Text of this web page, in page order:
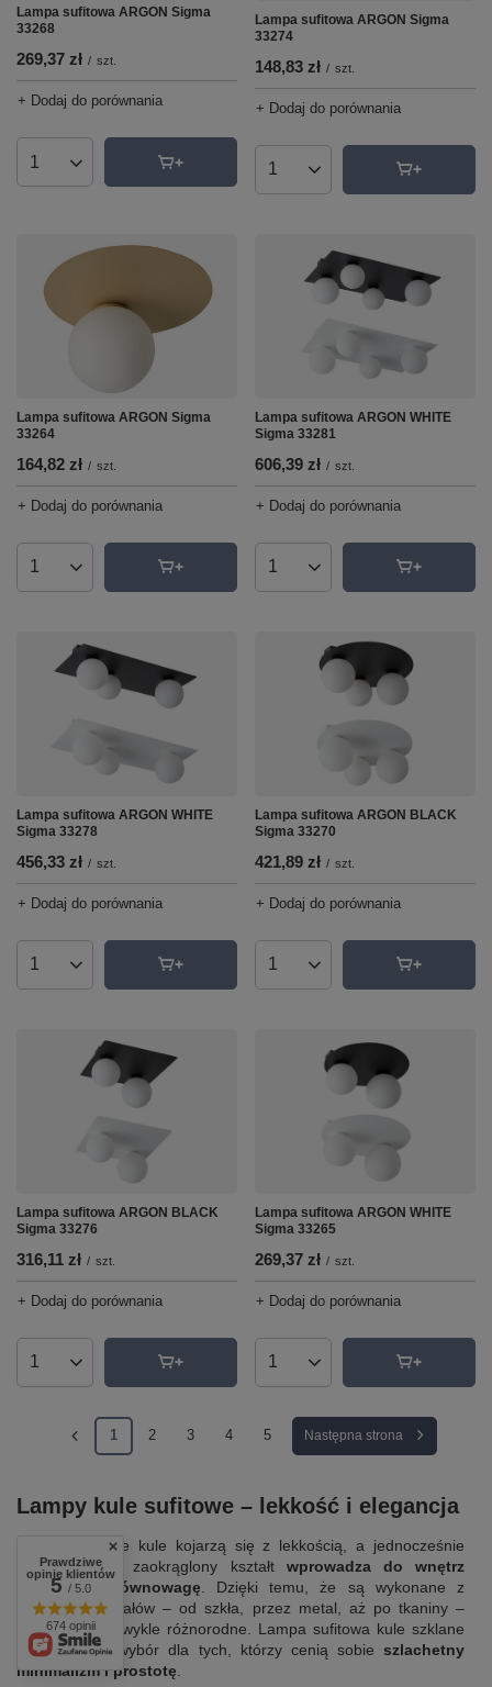
Lampa sufitowa ARGON Sigma
33268
269,37 zł / szt.
+ Dodaj do porównania
Ilość produktów
Lampa sufitowa ARGON Sigma
33274
148,83 zł / szt.
+ Dodaj do porównania
Ilość produktów
Lampa sufitowa ARGON Sigma
33264
164,82 zł / szt.
+ Dodaj do porównania
Ilość produktów
Lampa sufitowa ARGON WHITE
Sigma 33281
606,39 zł / szt.
+ Dodaj do porównania
Ilość produktów
Lampa sufitowa ARGON WHITE
Sigma 33278
456,33 zł / szt.
+ Dodaj do porównania
Ilość produktów
Lampa sufitowa ARGON BLACK
Sigma 33270
421,89 zł / szt.
+ Dodaj do porównania
Ilość produktów
Lampa sufitowa ARGON BLACK
Sigma 33276
316,11 zł / szt.
+ Dodaj do porównania
Ilość produktów
Lampa sufitowa ARGON WHITE
Sigma 33265
269,37 zł / szt.
+ Dodaj do porównania
Ilość produktów
1 2 3 4 5 Następna strona
Lampy kule sufitowe – lekkość i elegancja
Lampy sufitowe kule kojarzą się z lekkością, a jednocześnie
elegancją. Ich zaokrąglony kształt wprowadza do wnętrz
harmonię i równowagę. Dzięki temu, że są wykonane z
różnych materiałów – od szkła, przez metal, aż po tkaniny –
mogą być niezwykle różnorodne. Lampa sufitowa kule szklane
to doskonały wybór dla tych, którzy cenią sobie szlachetny
minimalizm i prostotę
Prawdziwe
opinie klientów
5/ 5.0
674 opinii